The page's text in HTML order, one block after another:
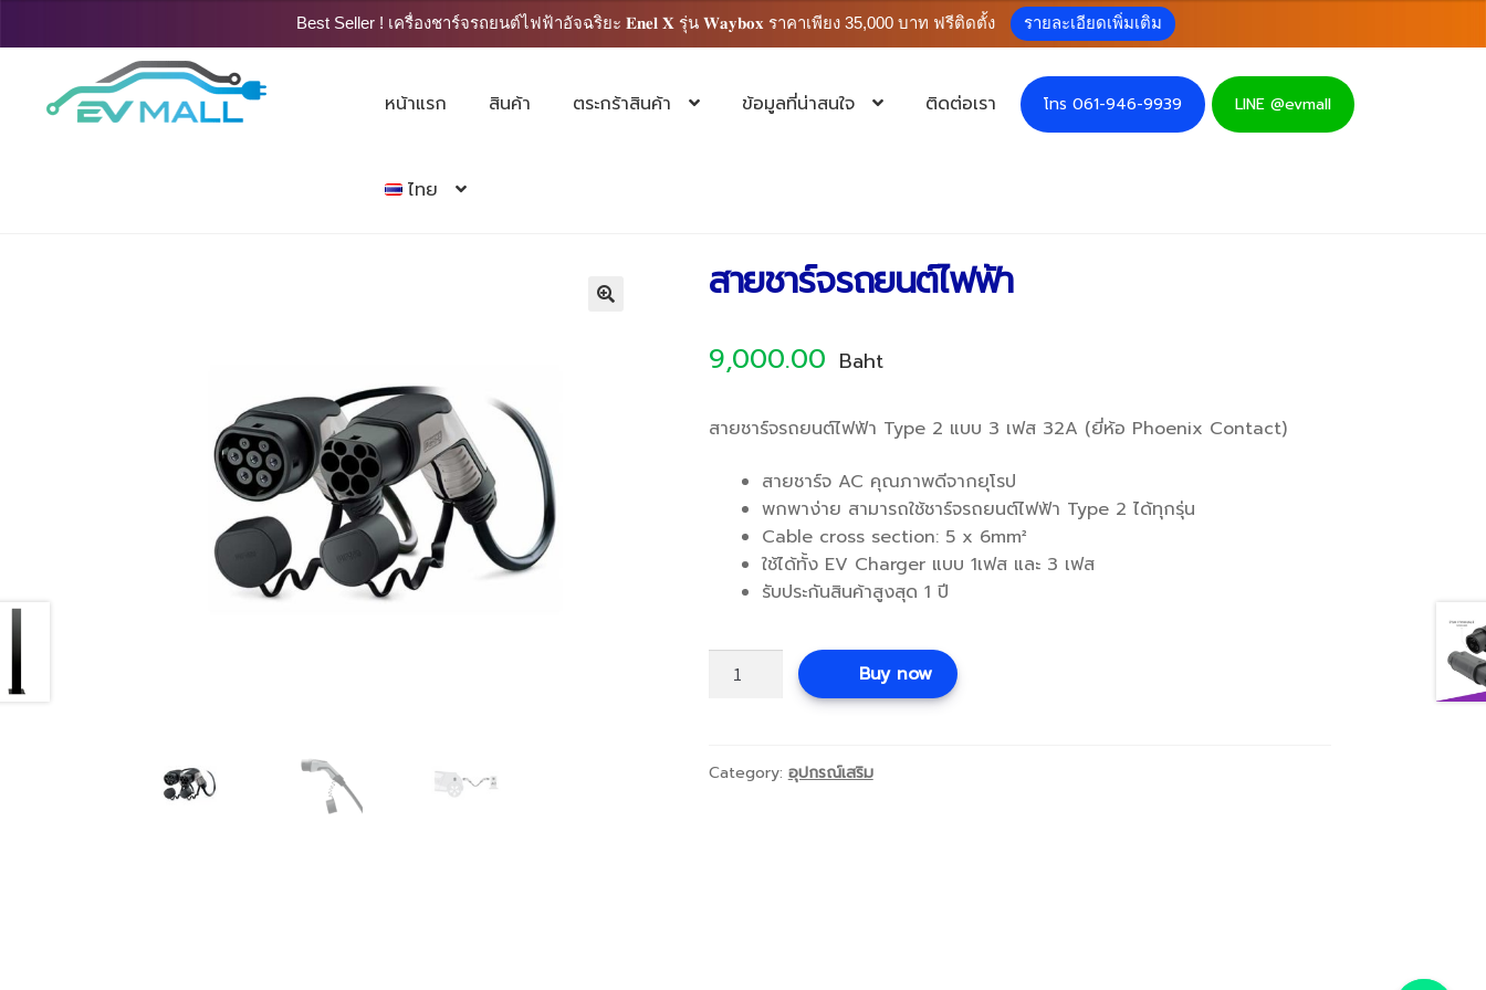
Best Seller ! เครื่องชาร์จรถยนต์ไฟฟ้าอัจฉริยะ 𝐄𝐧𝐞𝐥 𝐗 รุ่น 𝐖𝐚𝐲𝐛𝐨𝐱 ราคาเพียง 35,000 บาท ฟรีติดตั้ง รายละเอียดเพิ่มเติม
to
navigation
to
content
หน้าแรก สินค้า ตระกร้าสินค้า ข้อมูลที่น่าสนใจ ติดต่อเรา โทร 061-946-9939 LINE @evmall
ไทย
สายชาร์จรถยนต์ไฟฟ้า
สายชาร์จรถยนต์ไฟฟ้า
9,000.00
สายชาร์จรถยนต์ไฟฟ้า Type 2 แบบ 3 เฟส 32A (ยี่ห้อ Phoenix Contact)
สายชาร์จ AC คุณภาพดีจากยุโรป
พกพาง่าย สามารถใช้ชาร์จรถยนต์ไฟฟ้า Type 2 ได้ทุกรุ่น
Cable cross section: 5 x 6mm²
ใช้ได้ทั้ง EV Charger แบบ 1เฟส และ 3 เฟส
รับประกันสินค้าสูงสุด 1 ปี
ชาร์จ
quantity
Buy now
Category:อุปกรณ์เสริม